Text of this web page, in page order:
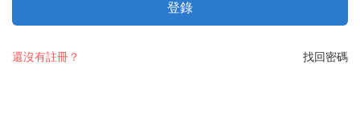
登錄
找回密碼
還沒有註冊？